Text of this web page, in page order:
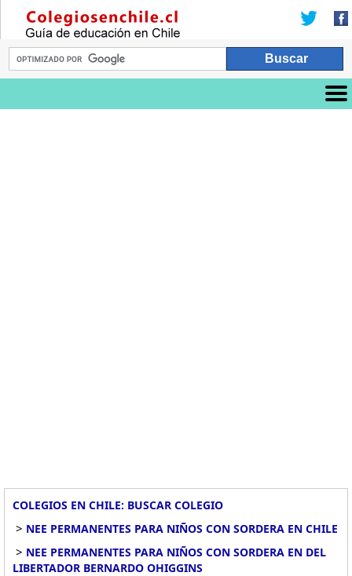
COLEGIOS EN CHILE: BUSCAR COLEGIO
> NEE PERMANENTES PARA NIÑOS CON SORDERA EN CHILE
> NEE PERMANENTES PARA NIÑOS CON SORDERA EN DEL
LIBERTADOR BERNARDO OHIGGINS